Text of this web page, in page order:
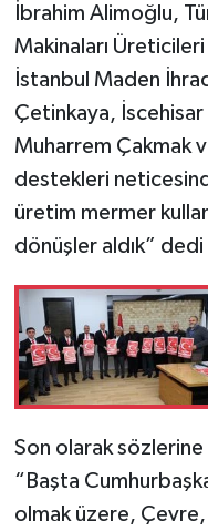
İbrahim Alimoğlu,
Makinaları
İstanbul Maden
Çetinkaya,
Muharrem Çakmak
destekleri
üretim mermer
dönüşler aldık” dedi
Son olarak
“Başta
olmak üzere,